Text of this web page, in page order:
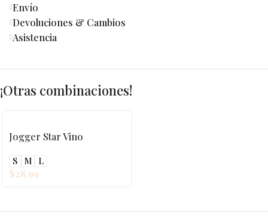
Envío
Devoluciones & Cambios
Asistencia
¡Otras combinaciones!
Jogger Star Vino
S M L
$28.99